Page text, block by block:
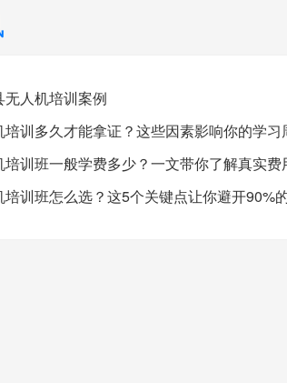
无人机培训案例
培训多久才能拿证？这些因素影响你的学习
培训班怎么选？这5个关键点让你避开90%